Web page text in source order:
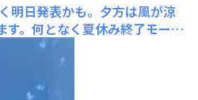
明日発表かも。夕方は風が涼
す。何となく夏休み終了モード
っと晴天が続き、お盆が過ぎた
しそうな予感がします。